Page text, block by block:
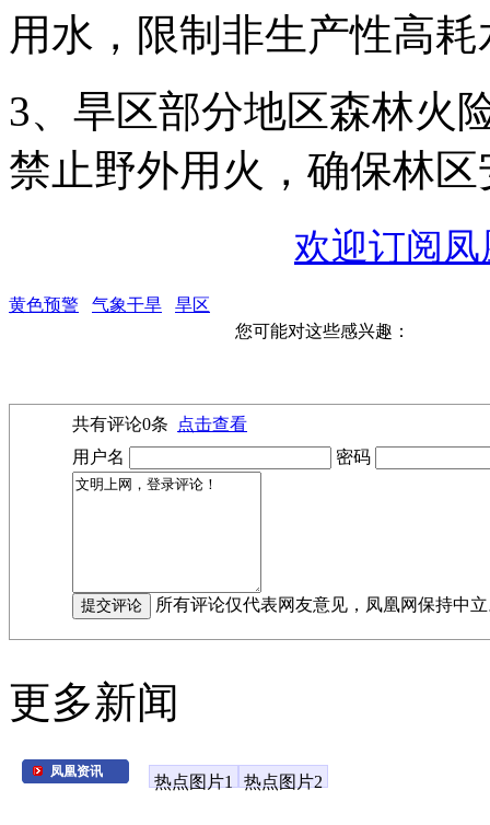
用水，限制非生产性高
3、旱区部分地区森林火
禁止野外用火，确保林区
欢迎订阅
黄色预警 气象干旱
旱区
您可能对这些感兴趣：
共有评论0条
点击查看
用户名
密码
所有评论仅代表网友意见，凤凰网保持中
更多新闻
凤凰资讯
热点图片1 热点图片2